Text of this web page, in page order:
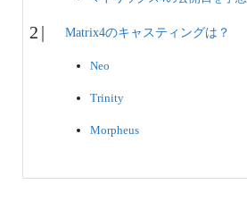
Matrix4のキャスティングは？
Neo
Trinity
Morpheus